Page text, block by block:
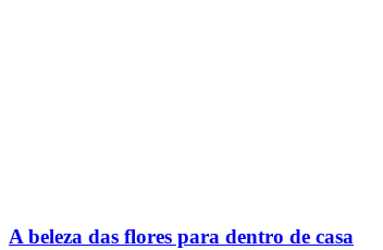
A beleza das flores para dentro de casa